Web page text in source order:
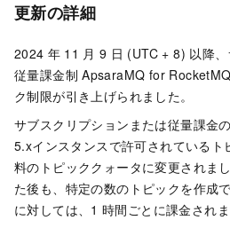
更新の詳細
2024 年 11 月 9 日 (UTC + 8) 以降
従量課金制 ApsaraMQ for RocketMQ
ク制限が引き上げられました。
サブスクリプションまたは従量課金
5.xインスタンスで許可されている
料のトピッククォータに変更されま
た後も、特定の数のトピックを作成
に対しては、1 時間ごとに課金されま